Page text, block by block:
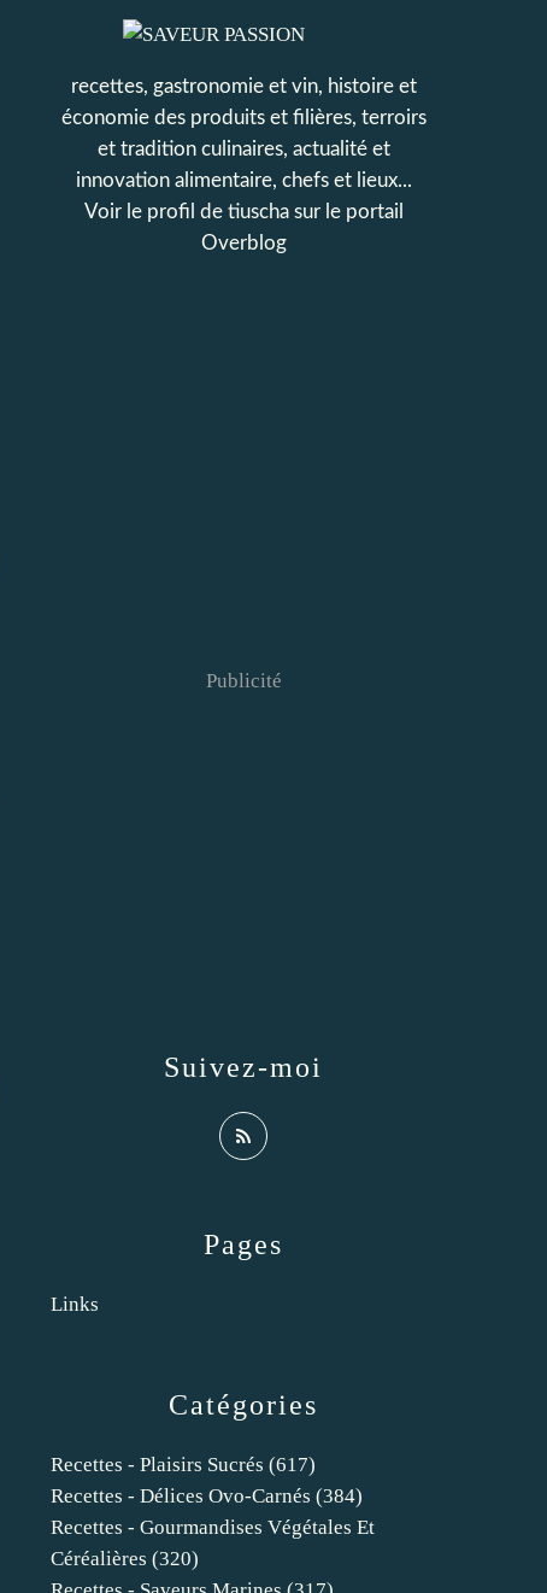
Catégories
Recettes - Plaisirs Sucrés (617)
Recettes - Délices Ovo-Carnés (384)
Recettes - Gourmandises Végétales Et
Céréalières (320)
Pages
Links
recettes, gastronomie et vin, histoire et
économie des produits et filières, terroirs
et tradition culinaires, actualité et
innovation alimentaire, chefs et lieux...
Voir le profil de tiuschasur le portail
Overblog
Suivez-moi
Publicité